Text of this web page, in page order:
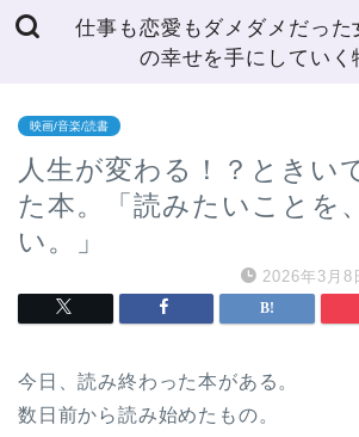
仕事も恋愛もダメダメだった
の幸せを手にしていく
映画/音楽/読書
人生が変わる！？ときい
た本。「読みたいことを
い。」
2026年3月8
今日、読み終わった本がある。
数日前から読み始めたもの。